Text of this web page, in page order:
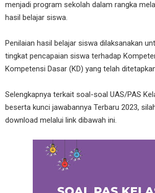
menjadi program sekolah dalam rangka
hasil belajar siswa.
Penilaian hasil belajar siswa dilaksanakan
tingkat pencapaian siswa terhadap
Kompetensi Dasar (KD) yang telah
Selengkapnya terkait soal-soal UAS/PAS
beserta kunci jawabannya Terbaru 2023,
download melalui link dibawah ini.